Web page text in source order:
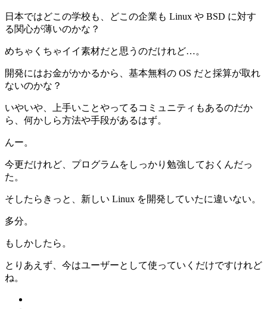
日本ではどこの学校も、どこの企業も Linux や BSD に対す
る関心が薄いのかな？
めちゃくちゃイイ素材だと思うのだけれど…。
開発にはお金がかかるから、基本無料の OS だと採算が取れ
ないのかな？
いやいや、上手いことやってるコミュニティもあるのだか
ら、何かしら方法や手段があるはず。
んー。
今更だけれど、プログラムをしっかり勉強しておくんだっ
た。
そしたらきっと、新しい Linux を開発していたに違いない。
多分。
もしかしたら。
とりあえず、今はユーザーとして使っていくだけですけれど
ね。